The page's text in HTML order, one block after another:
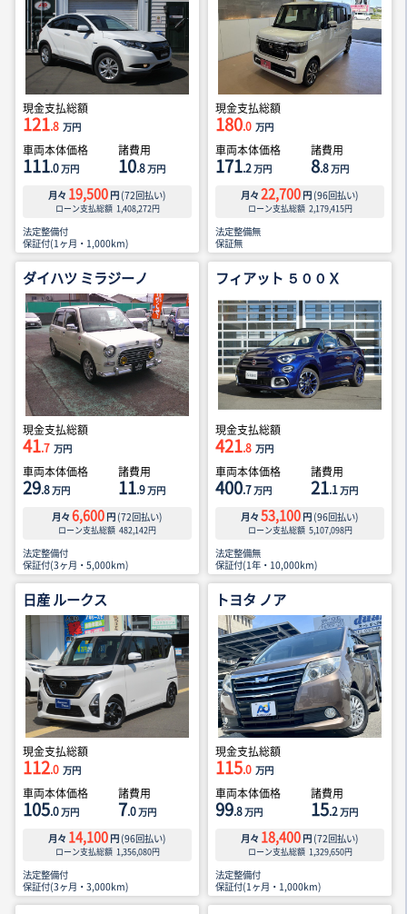
現金支払総額
121.8 万円
車両本体価格
111.0万円
諸費用
10.8万円
月々 19,500 円 (72回払い)
ローン支払総額 1,408,272円
法定整備付
保証付(1ヶ月・1,000km)
現金支払総額
180.0 万円
車両本体価格
171.2万円
諸費用
8.8万円
月々 22,700 円 (96回払い)
ローン支払総額 2,179,415円
法定整備無
保証無
ダイハツ ミラジーノ
現金支払総額
41.7 万円
車両本体価格
29.8万円
諸費用
11.9万円
月々 6,600 円 (72回払い)
ローン支払総額 482,142円
法定整備付
保証付(3ヶ月・5,000km)
フィアット ５００Ｘ
現金支払総額
421.8 万円
車両本体価格
400.7万円
諸費用
21.1万円
月々 53,100 円 (96回払い)
ローン支払総額 5,107,098円
法定整備無
保証付(1年・10,000km)
日産 ルークス
現金支払総額
112.0 万円
車両本体価格
105.0万円
諸費用
7.0万円
月々 14,100 円 (96回払い)
ローン支払総額 1,356,080円
法定整備付
保証付(3ヶ月・3,000km)
トヨタ ノア
現金支払総額
115.0 万円
車両本体価格
99.8万円
諸費用
15.2万円
月々 18,400 円 (72回払い)
ローン支払総額 1,329,650円
法定整備付
保証付(1ヶ月・1,000km)